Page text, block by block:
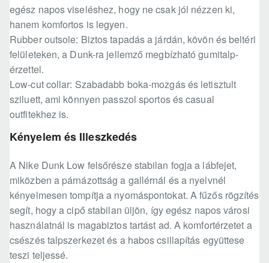
egész napos viseléshez, hogy ne csak jól nézzen ki,
hanem komfortos is legyen.
Rubber outsole: Biztos tapadás a járdán, kövön és beltéri
felületeken, a Dunk-ra jellemző megbízható gumitalp-
érzettel.
Low-cut collar: Szabadabb boka-mozgás és letisztult
sziluett, ami könnyen passzol sportos és casual
outfitekhez is.
Kényelem és Illeszkedés
A Nike Dunk Low felsőrésze stabilan fogja a lábfejet,
miközben a párnázottság a gallérnál és a nyelvnél
kényelmesen tompítja a nyomáspontokat. A fűzős rögzítés
segít, hogy a cipő stabilan üljön, így egész napos városi
használatnál is magabiztos tartást ad. A komfortérzetet a
csészés talpszerkezet és a habos csillapítás együttese
teszi teljessé.